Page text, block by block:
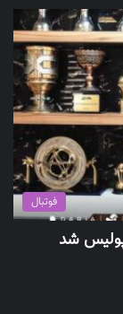
فوتبال
شد